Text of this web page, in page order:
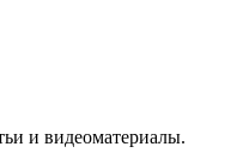
и видеоматериалы.